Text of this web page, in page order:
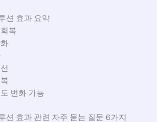
션 효과 요약
복
변화 가능
션 효과 관련 자주 묻는 질문 6가지